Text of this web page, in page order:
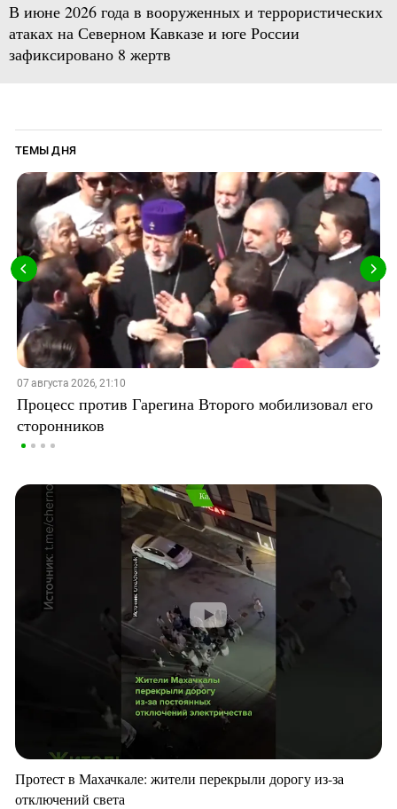
В июне 2026 года в вооруженных и террористических
атаках на Северном Кавказе и юге России
зафиксировано 8 жертв
ТЕМЫ ДНЯ
07 августа 2026, 21:10
Процесс против Гарегина Второго мобилизовал его
сторонников
Протест в Махачкале: жители перекрыли дорогу из-за
отключений света